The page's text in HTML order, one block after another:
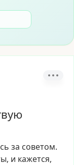
за советом.
и кажется,